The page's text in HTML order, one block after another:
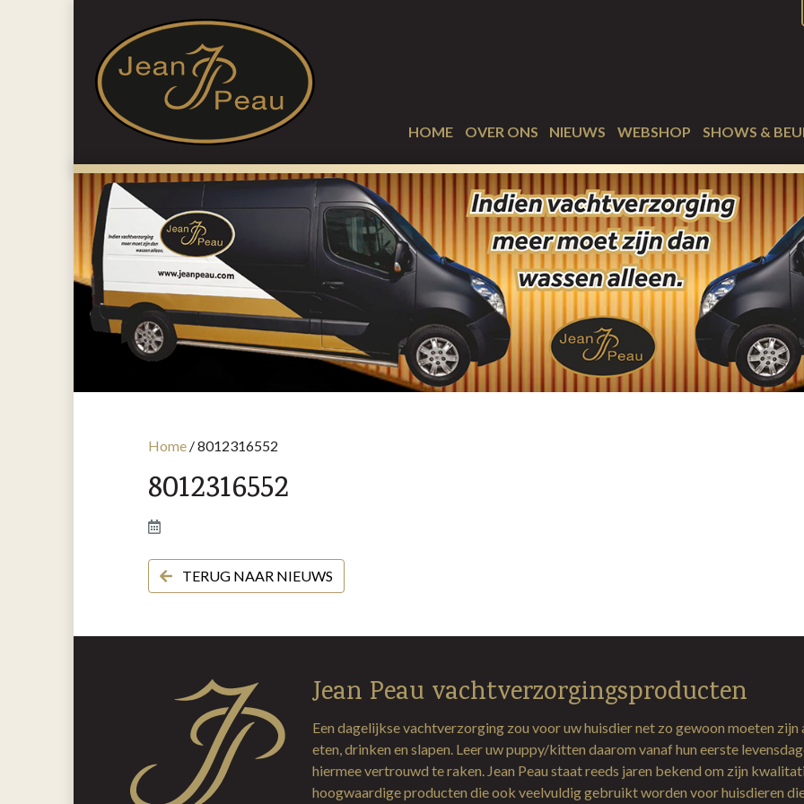
HOME OVER ONS NIEUWS WEBSHOP SHOWS &
Home /8012316552
8012316552
TERUG NAAR NIEUWS
Jean Peau vachtverzorgingsproducten
Een dagelijkse vachtverzorging zou voor uw huisdier net zo gewoon moeten zijn
eten, drinken en slapen. Leer uw puppy/kitten daarom vanaf hun eerste
hiermee vertrouwd te raken. Jean Peau staat reeds jaren bekend om zijn
hoogwaardige producten die ook veelvuldig gebruikt worden voor huisdieren